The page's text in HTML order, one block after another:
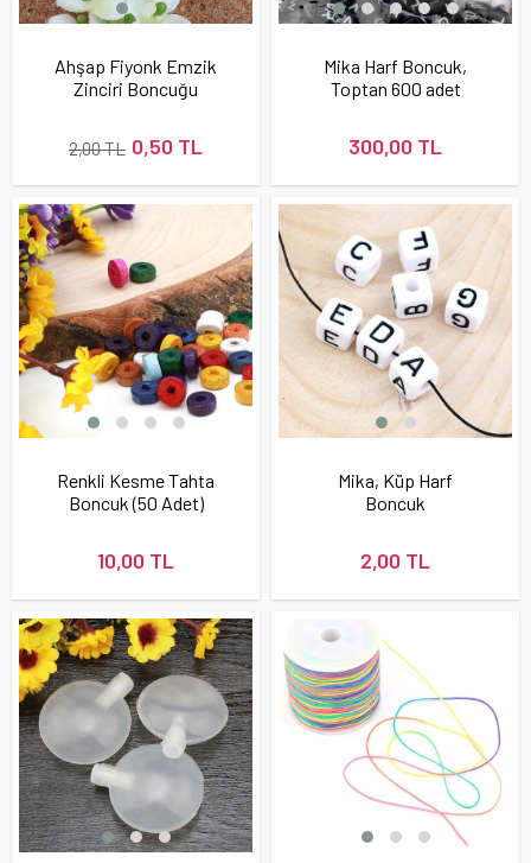
Ahşap Fiyonk Emzik
Zinciri Boncuğu
0,50 TL
2,00 TL
Mika Harf Boncuk,
Toptan 600 adet
300,00 TL
Renkli Kesme Tahta
Boncuk (50 Adet)
10,00 TL
Mika, Küp Harf
Boncuk
2,00 TL